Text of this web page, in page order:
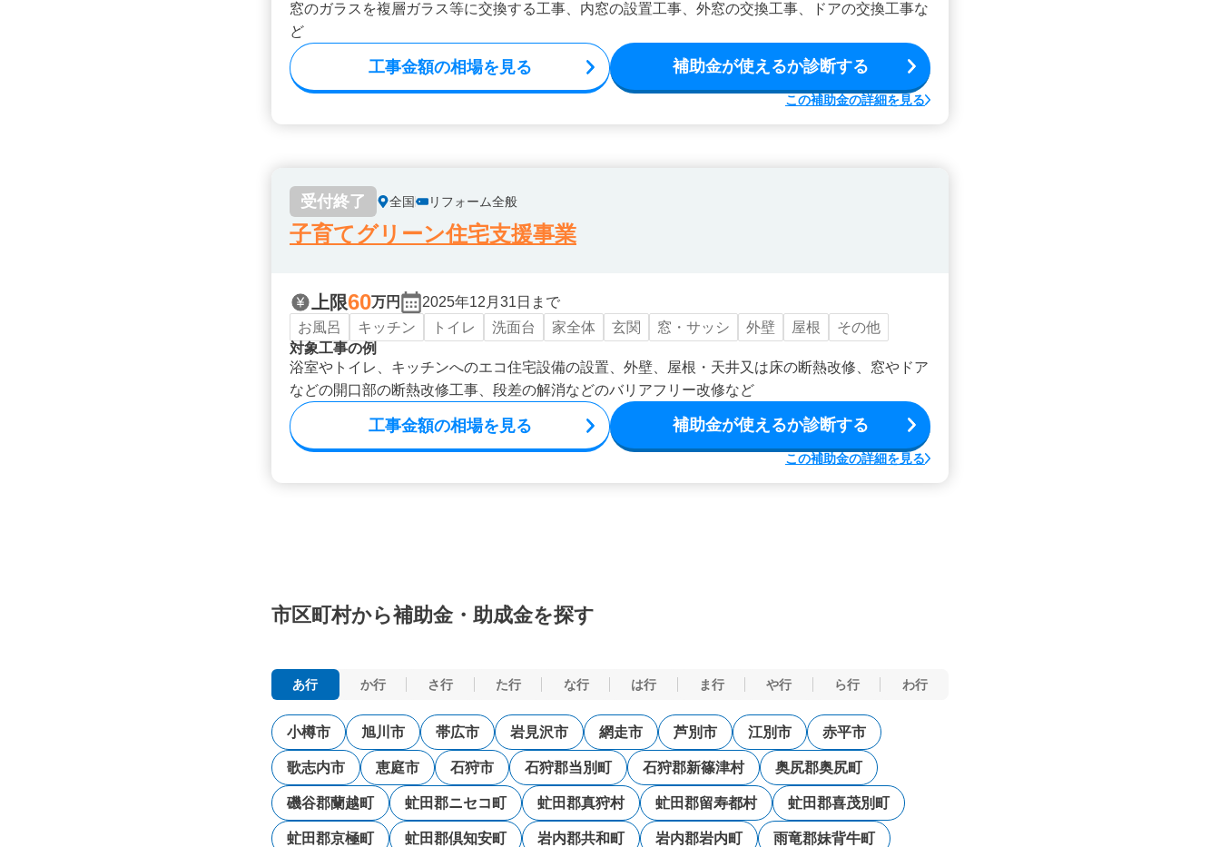
窓のガラスを複層ガラス等に交換する工事、内窓の設置工事、外窓の交換工事、ドアの交換工事な
ど
工事金額の相場を見る 補助金が使えるか診断する
この補助金の詳細を見る
受付終了 全国 リフォーム全般
子育てグリーン住宅支援事業
上限60万円
2025年12月31日まで
お風呂
キッチン トイレ 洗面台 家全体 玄関 窓・サッシ 外壁 屋根
その他
対象工事の例
浴室やトイレ、キッチンへのエコ住宅設備の設置、外壁、屋根・天井又は床の断熱改修、窓やドア
などの開口部の断熱改修工事、段差の解消などのバリアフリー改修など
工事金額の相場を見る 補助金が使えるか診断する
この補助金の詳細を見る
市区町村から補助金・助成金を探す
あ行 か行 さ行 た行 な行 は行 ま行 や行 ら行 わ行
小樽市 旭川市 帯広市 岩見沢市 網走市 芦別市 江別市 赤平市
歌志内市 恵庭市 石狩市 石狩郡当別町 石狩郡新篠津村 奥尻郡奥尻町
磯谷郡蘭越町 虻田郡ニセコ町 虻田郡真狩村 虻田郡留寿都村 虻田郡喜茂別町
虻田郡京極町 虻田郡倶知安町 岩内郡共和町 岩内郡岩内町 雨竜郡妹背牛町